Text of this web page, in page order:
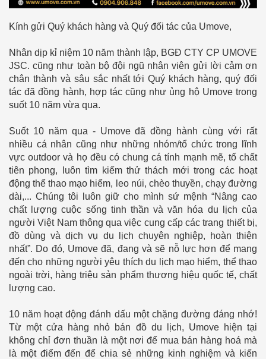
Kính gửi Quý khách hàng và Quý đối tác của Umove,
Nhân dịp kỉ niệm 10 năm thành lập, BGĐ CTY CP UMOVE
JSC. cũng như toàn bộ đội ngũ nhân viên gửi lời cảm ơn
chân thành và sâu sắc nhất tới Quý khách hàng, quý đối
tác đã đồng hành, hợp tác cũng như ủng hộ Umove trong
suốt 10 năm vừa qua.
Suốt 10 năm qua - Umove đã đồng hành cùng với rất
nhiều cá nhân cũng như những nhóm/tổ chức trong lĩnh
vực outdoor và họ đều có chung cá tính mạnh mẽ, tố chất
tiên phong, luôn tìm kiếm thử thách mới trong các hoạt
động thể thao mạo hiểm, leo núi, chèo thuyền, chạy đường
dài,... Chúng tôi luôn giữ cho mình sứ mệnh “Nâng cao
chất lượng cuộc sống tinh thần và văn hóa du lịch của
người Việt Nam thông qua việc cung cấp các trang thiết bị,
đồ dùng và dịch vụ du lịch chuyên nghiệp, hoàn thiện
nhất”. Do đó, Umove đã, đang và sẽ nỗ lực hơn để mang
đến cho những người yêu thích du lịch mạo hiểm, thể thao
ngoài trời, hàng triệu sản phẩm thương hiệu quốc tế, chất
lượng cao.
10 năm hoạt động đánh dấu một chặng đường đáng nhớ!
Từ một cửa hàng nhỏ bán đồ du lịch, Umove hiện tại
không chỉ đơn thuần là một nơi để mua bán hàng hoá mà
là một điểm đến để chia sẻ những kinh nghiệm và kiến